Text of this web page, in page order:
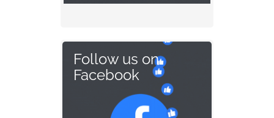
Follow us on
Facebook